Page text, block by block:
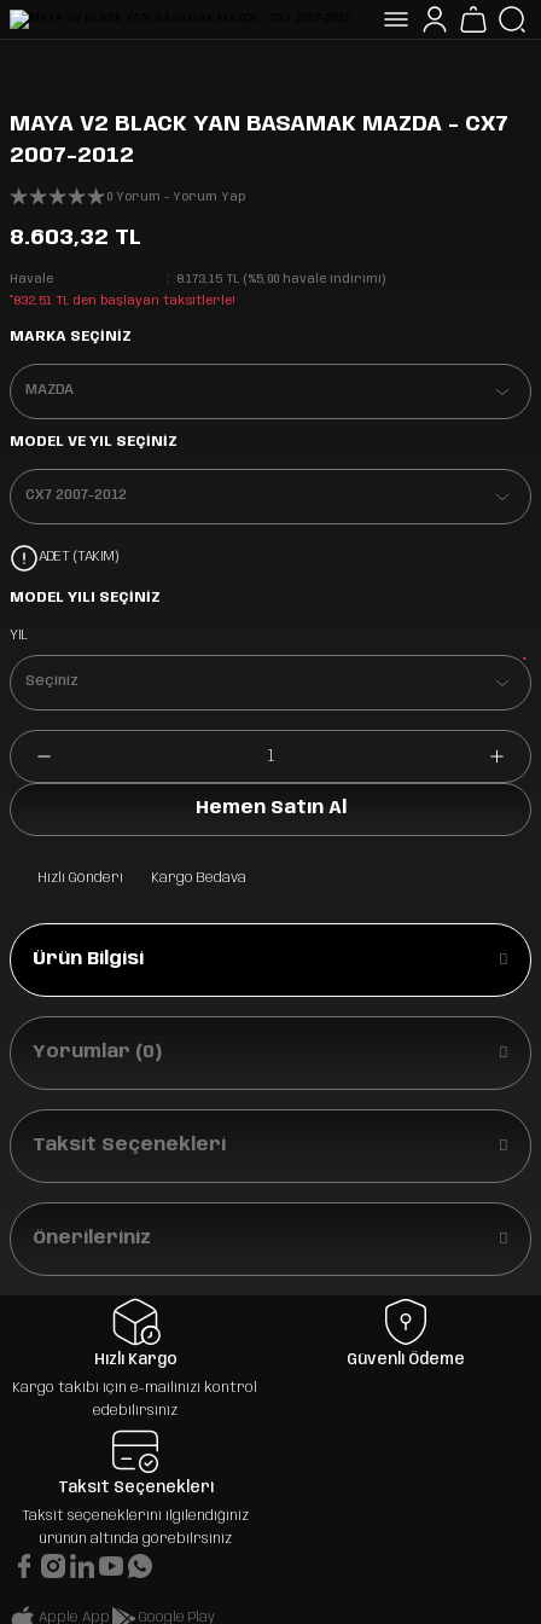
MAYA V2 BLACK YAN BASAMAK MAZDA - CX7
2007-2012
0 Yorum - Yorum Yap
8.603,32 TL
Havale
8.173,15 TL (%5,00 havale indirimi)
*832,51 TL den başlayan taksitlerle!
MARKA SEÇİNİZ
MODEL VE YIL SEÇİNİZ
ADET (TAKIM)
MODEL YILI SEÇİNİZ
YIL
*
Hemen Satın Al
Hızlı Gönderi Kargo Bedava
Ürün Bilgisi
Yorumlar (0)
Taksit Seçenekleri
Önerileriniz
Hızlı Kargo
Kargo takibi için e-mailinizi kontrol
edebilirsiniz
Güvenli Ödeme
Taksit Seçenekleri
Taksit seçeneklerini ilgilendiğiniz
ürünün altında görebilrsiniz
Apple App Google Play